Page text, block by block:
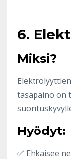
6.
Miksi?
tasapaino on
Hyödyt:
✅ Ehkaisee